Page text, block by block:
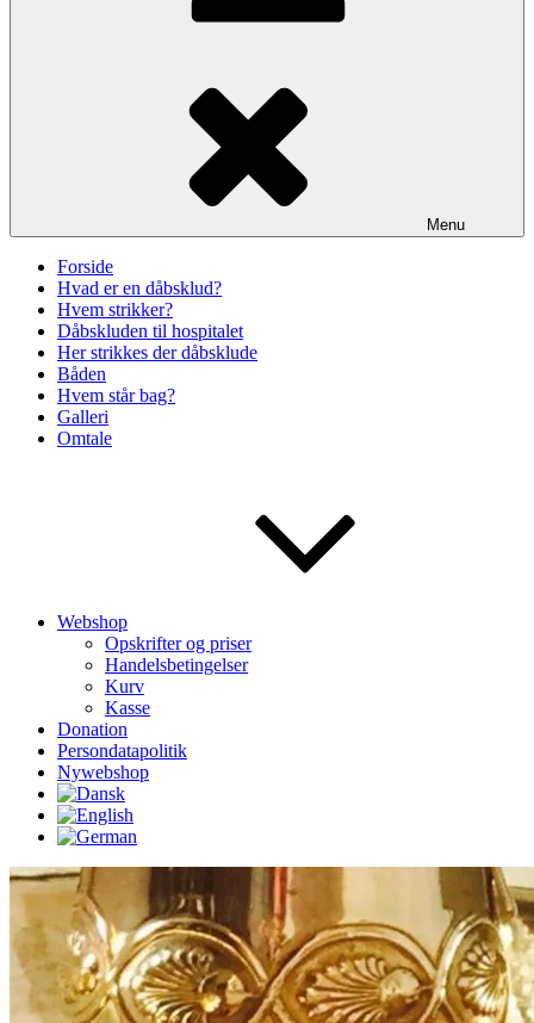
Menu
Forside
Hvad er en dåbsklud?
Hvem strikker?
Dåbskluden til hospitalet
Her strikkes der dåbsklude
Båden
Hvem står bag?
Galleri
Omtale
Webshop
Opskrifter og priser
Handelsbetingelser
Kurv
Kasse
Donation
Persondatapolitik
Nywebshop